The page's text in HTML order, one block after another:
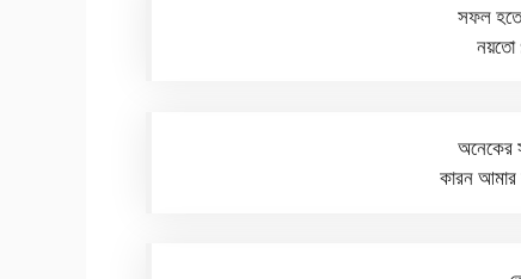
সফল
নয়তো
অনেকের
কারন